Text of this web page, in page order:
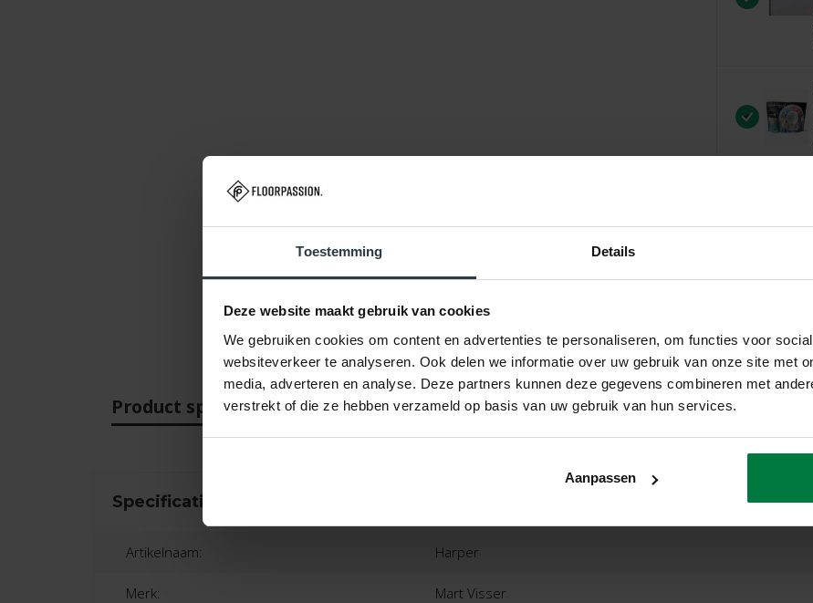
Toestemming Details
Deze website maakt gebruik van cookies
We gebruiken cookies om content en advertenties te personaliseren, om functies voor
websiteverkeer te analyseren. Ook delen we informatie over uw gebruik van onze site met
media, adverteren en analyse. Deze partners kunnen deze gegevens combineren met
verstrekt of die ze hebben verzameld op basis van uw gebruik van hun services.
Aanpassen
Product specificaties Beoordelingen Product
Specificaties
Artikelnaam: Harper
Merk: Mart Visser